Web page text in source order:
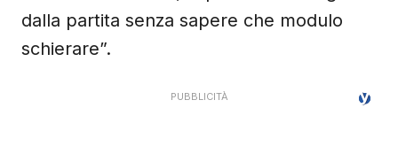
dalla partita senza sapere che modulo
schierare”.